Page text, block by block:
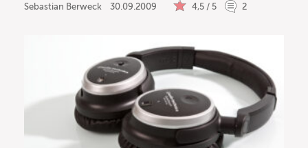
Sebastian Berweck 30.09.2009 4,5 / 5 2